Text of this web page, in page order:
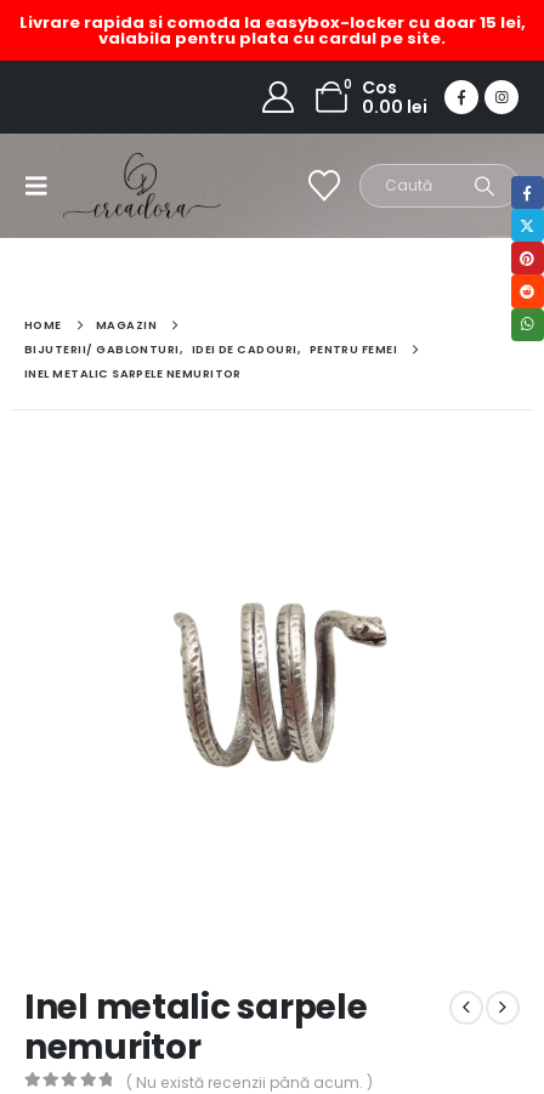
Livrare rapida si comoda la easybox-locker cu doar 15 lei,
valabila pentru plata cu cardul pe site.
0
Cos
0.00 lei
HOME
MAGAZIN
BIJUTERII/ GABLONTURI, IDEI DE CADOURI,
PENTRU FEMEI
INEL METALIC SARPELE NEMURITOR
Inel metalic sarpele
nemuritor
( Nu există recenzii până acum. )